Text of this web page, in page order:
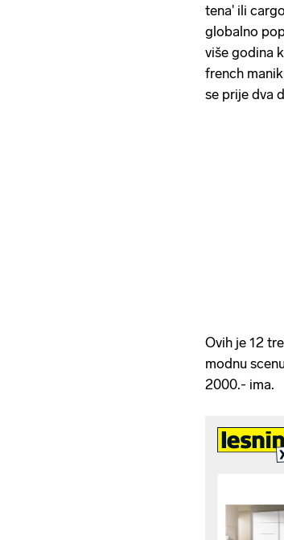
tena' ili
globalno
više godina
french
se prije dva
Ovih je 12
modnu
2000.- ima.